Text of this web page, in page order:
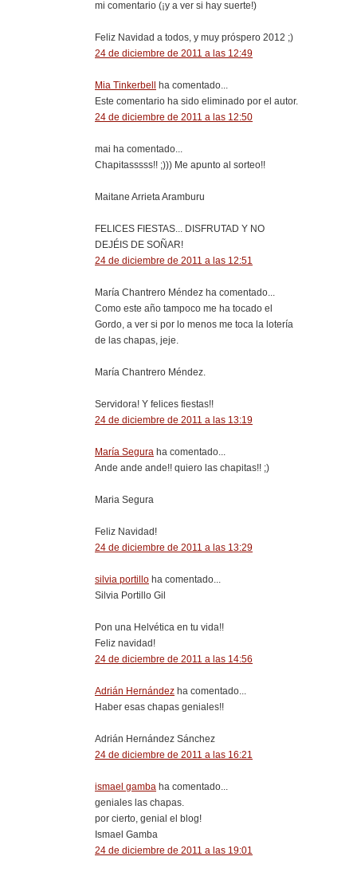
mi comentario (¡y a ver si hay suerte!)
Feliz Navidad a todos, y muy próspero 2012 ;)
24 de diciembre de 2011 a las 12:49
Mia Tinkerbell
ha comentado...
Este comentario ha sido eliminado por el autor.
24 de diciembre de 2011 a las 12:50
mai ha comentado...
Chapitasssss!! ;))) Me apunto al sorteo!!
Maitane Arrieta Aramburu
FELICES FIESTAS... DISFRUTAD Y NO
DEJÉIS DE SOÑAR!
24 de diciembre de 2011 a las 12:51
María Chantrero Méndez ha comentado...
Como este año tampoco me ha tocado el
Gordo, a ver si por lo menos me toca la lotería
de las chapas, jeje.
María Chantrero Méndez.
Servidora! Y felices fiestas!!
24 de diciembre de 2011 a las 13:19
María Segura ha comentado...
Ande ande ande!! quiero las chapitas!! ;)
Maria Segura
Feliz Navidad!
24 de diciembre de 2011 a las 13:29
silvia portillo ha comentado...
Silvia Portillo Gil
Pon una Helvética en tu vida!!
Feliz navidad!
24 de diciembre de 2011 a las 14:56
Adrián Hernández ha comentado...
Haber esas chapas geniales!!
Adrián Hernández Sánchez
24 de diciembre de 2011 a las 16:21
ismael gamba ha comentado...
geniales las chapas.
por cierto, genial el blog!
Ismael Gamba
24 de diciembre de 2011 a las 19:01